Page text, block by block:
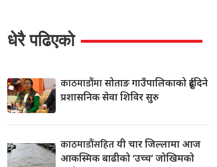
धेरै पढिएको
काठमाडौंमासोताङ गाउँपालिकाको दुईदिने
प्रशासनिक सेवा शिविर सुरु
काठमाडौंसहितयी चार जिल्लामा आज
आकस्मिक बाढीको ‘उच्च’ जोखिमको